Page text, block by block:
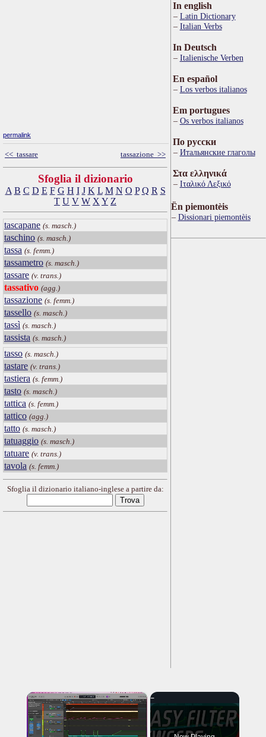
permalink
<< tassare tassazione >>
Sfoglia il dizionario
A B C D E F G H I J K L M N O P Q R S
T U V W X Y Z
tascapane (s. masch.)
taschino (s. masch.)
tassa (s. femm.)
tassametro (s. masch.)
tassare (v. trans.)
tassativo (agg.)
tassazione (s. femm.)
tassello (s. masch.)
tassì (s. masch.)
tassista (s. masch.)
tasso (s. masch.)
tastare (v. trans.)
tastiera (s. femm.)
tasto (s. masch.)
tattica (s. femm.)
tattico (agg.)
tatto (s. masch.)
tatuaggio (s. masch.)
tatuare (v. trans.)
tavola (s. femm.)
Sfoglia il dizionario italiano-inglese a partire da:
In english
Latin Dictionary
Italian Verbs
In Deutsch
Italienische Verben
En español
Los verbos italianos
Em portugues
Os verbos italianos
По русски
Итальянские глаголы
Στα ελληνικά
Ιταλικό Λεξικό
Ën piemontèis
Dissionari piemontèis
×